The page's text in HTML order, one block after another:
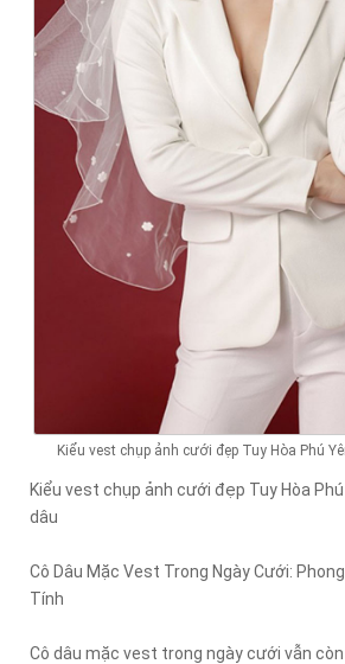
Kiểu vest chụp ảnh cưới đẹp Tuy Hòa Phú
Kiểu vest chụp ảnh cưới đẹp Tuy Hòa
dâu
Cô Dâu Mặc Vest Trong Ngày Cưới:
Tính
Cô dâu mặc vest trong ngày cưới vẫn